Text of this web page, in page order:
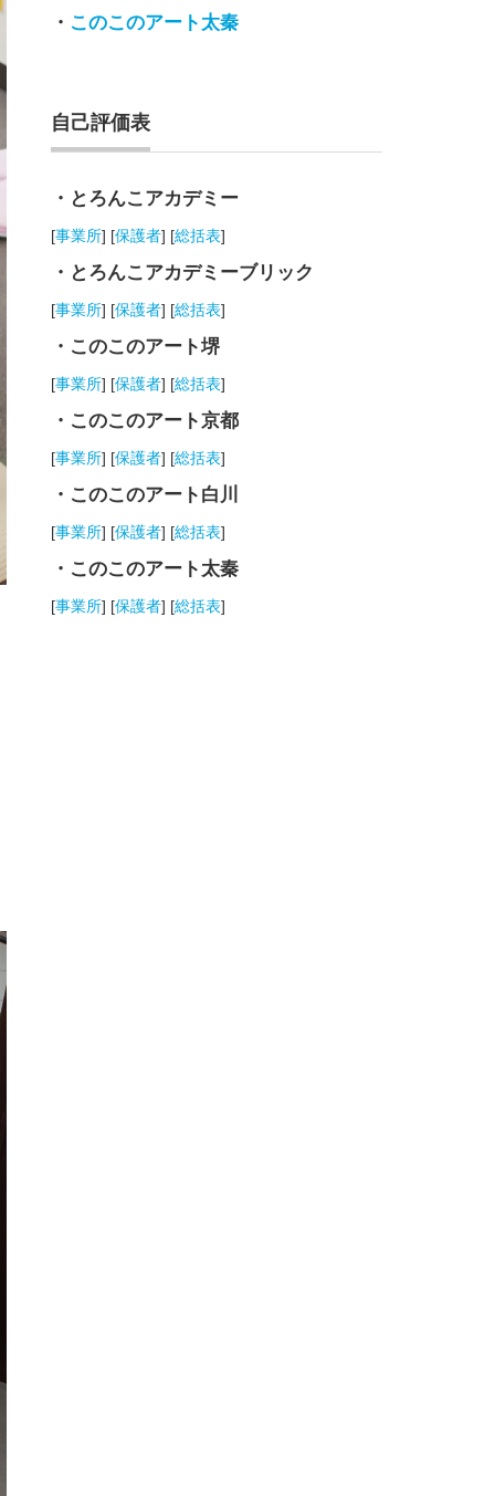
・ このこのアート太秦
自己評価表
・とろんこアカデミー
[事業所] [保護者] [総括表]
・とろんこアカデミーブリック
[事業所] [保護者] [総括表]
・このこのアート堺
[事業所] [保護者] [総括表]
・このこのアート京都
[事業所] [保護者] [総括表]
・このこのアート白川
[事業所] [保護者] [総括表]
・このこのアート太秦
[事業所] [保護者] [総括表]